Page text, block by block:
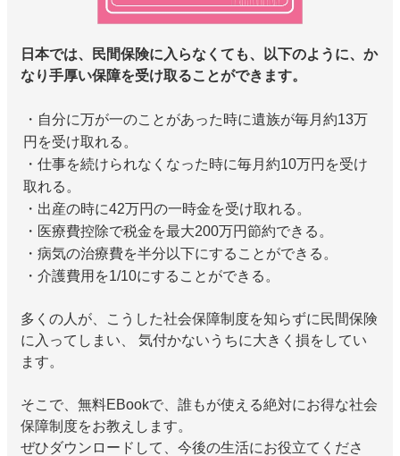
日本では、民間保険に入らなくても、以下のように、か
なり手厚い保障を受け取ることができます。
・自分に万が一のことがあった時に遺族が毎月約13万
円を受け取れる。
・仕事を続けられなくなった時に毎月約10万円を受け
取れる。
・出産の時に42万円の一時金を受け取れる。
・医療費控除で税金を最大200万円節約できる。
・病気の治療費を半分以下にすることができる。
・介護費用を1/10にすることができる。
多くの人が、こうした社会保障制度を知らずに民間保険
に入ってしまい、 気付かないうちに大きく損をしてい
ます。
そこで、無料EBookで、誰もが使える絶対にお得な社会
保障制度をお教えします。
ぜひダウンロードして、今後の生活にお役立てくださ